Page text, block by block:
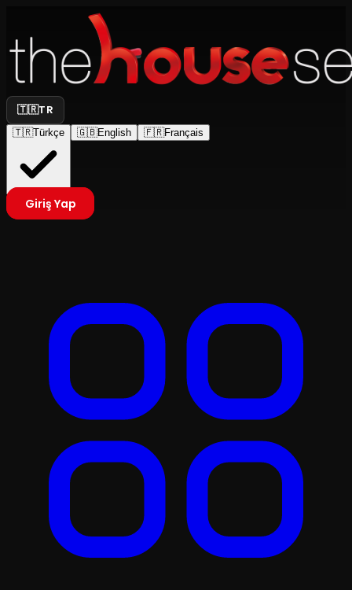
🇹🇷TR
🇹🇷Türkçe 🇬🇧English 🇫🇷Français
Giriş Yap